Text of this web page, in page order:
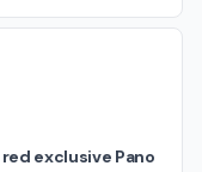
exclusive Pano